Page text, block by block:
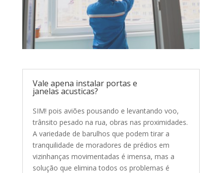
Vale apena instalar portas e
janelas acusticas?
SIM! pois aviões pousando e levantando voo,
trânsito pesado na rua, obras nas proximidades.
A variedade de barulhos que podem tirar a
tranquilidade de moradores de prédios em
vizinhanças movimentadas é imensa, mas a
solução que elimina todos os problemas é